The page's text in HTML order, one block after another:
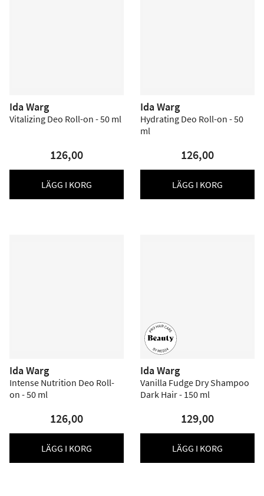
Ida Warg
Vitalizing Deo Roll-on - 50 ml
126,00
LÄGG I KORG
Ida Warg
Hydrating Deo Roll-on - 50
ml
126,00
LÄGG I KORG
Ida Warg
Intense Nutrition Deo Roll-
on - 50 ml
126,00
LÄGG I KORG
Ida Warg
Vanilla Fudge Dry Shampoo
Dark Hair - 150 ml
129,00
LÄGG I KORG